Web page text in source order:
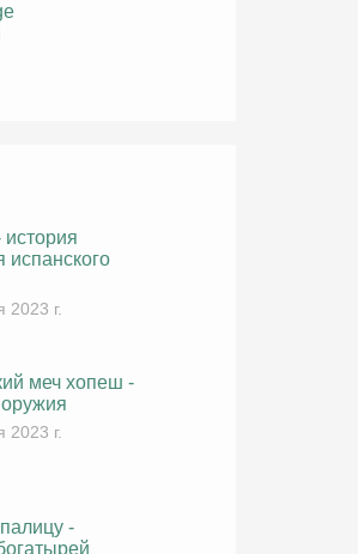
история
испанского
2023 г.
меч хопеш -
2023 г.
-